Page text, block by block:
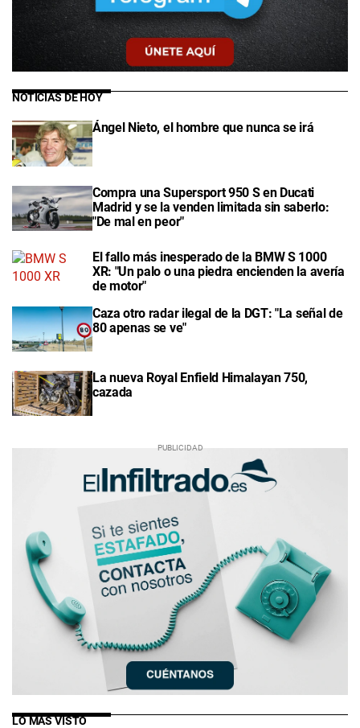
NOTICIAS DE HOY
Ángel Nieto, el hombre que nunca se irá
Compra una Supersport 950 S en Ducati
Madrid y se la venden limitada sin saberlo:
"De mal en peor"
El fallo más inesperado de la BMW S 1000
XR: "Un palo o una piedra encienden la avería
de motor"
Caza otro radar ilegal de la DGT: "La señal de
80 apenas se ve"
La nueva Royal Enfield Himalayan 750,
cazada
LO MÁS VISTO